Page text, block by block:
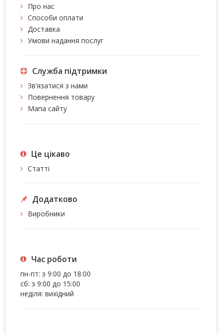
Про нас
Способи оплати
Доставка
Умови надання послуг
Служба підтримки
Зв’язатися з нами
Повернення товару
Мапа сайту
Це цiкаво
Статті
Додатково
Виробники
Час роботи
пн-пт: з 9:00 до 18:00
сб: з 9:00 до 15:00
неділя: вихідний